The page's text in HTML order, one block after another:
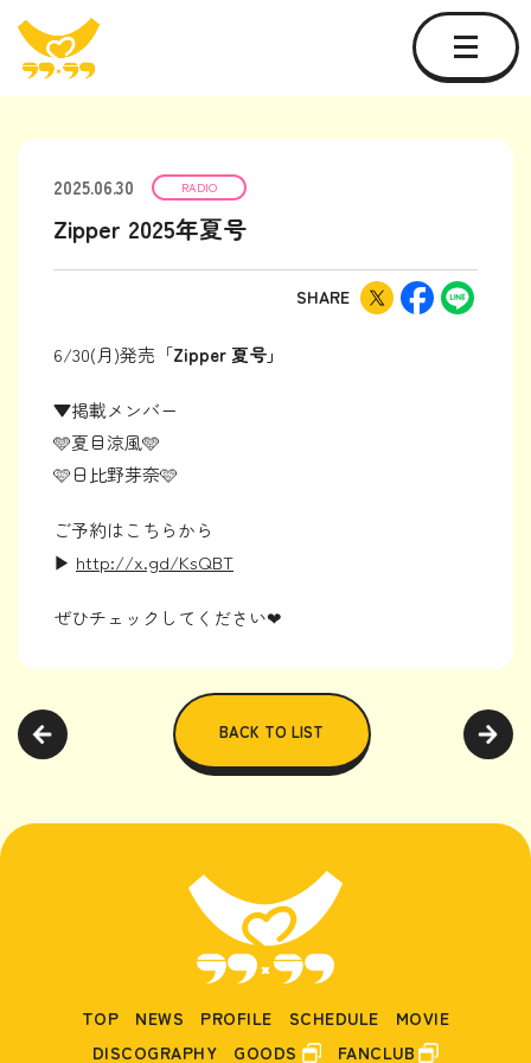
2025.06.30 RADIO
Zipper 2025年夏号
SHARE
6/30(月)発売「Zipper 夏号」
▼掲載メンバー
🩵夏目涼風🩵
🩷日比野芽奈🩷
ご予約はこちらから
▶︎ http://x.gd/KsQBT
ぜひチェックしてください❤︎
BACK TO LIST
TOP NEWS PROFILE SCHEDULE
MOVIE
DISCOGRAPHY
GOODS FANCLUB